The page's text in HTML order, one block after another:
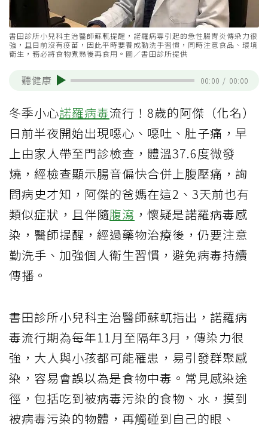
書田診所小兒科主治醫師蘇軏提醒，諾羅病毒引起的急性腸胃炎傳染力很
強，且目前沒有疫苗，因此平時要養成勤洗手習慣，同時注意食品、環境
衛生，務必將食物煮熟後再食用。圖／書田診所提供
聽健康 00:00 / 00:00
冬季小心諾羅病毒流行！8歲的阿傑（化名）
日前半夜開始出現噁心、噁吐、肚子痛，早
上由家人帶至門診檢查，體溫37.6度微發
燒，經檢查顯示腸音偏快合併上腹壓痛，詢
問病史才知，阿傑的爸媽在這2、3天前也有
類似症狀，且伴隨腹瀉 ，懷疑是諾羅病毒感
染，醫師提醒，經過藥物治療後，仍要注意
勤洗手、加強個人衛生習慣，避免病毒持續
傳播。
書田診所小兒科主治醫師蘇軏指出，諾羅病
毒流行期為每年11月至隔年3月，傳染力很
強，大人與小孩都可能罹患，易引發群聚感
染，容易會誤以為是食物中毒。常見感染途
徑，包括吃到被病毒污染的食物、水，摸到
被病毒污染的物體，再觸碰到自己的眼、